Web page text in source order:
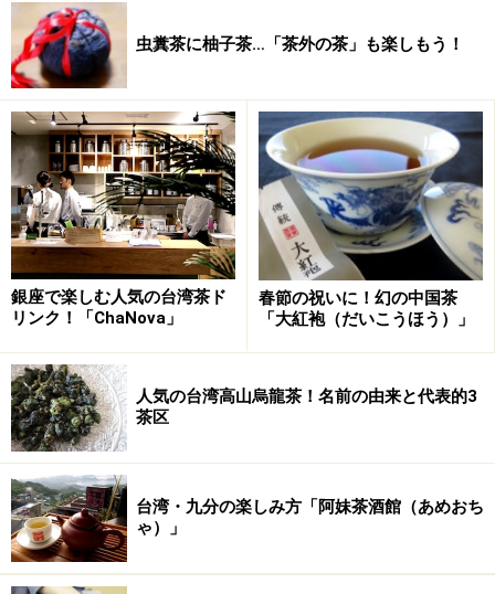
虫糞茶に柚子茶…「茶外の茶」も楽しもう！
銀座で楽しむ人気の台湾茶ド
リンク！「ChaNova」
春節の祝いに！幻の中国茶
「大紅袍（だいこうほう）」
人気の台湾高山烏龍茶！名前の由来と代表的3
茶区
台湾・九分の楽しみ方「阿妹茶酒館（あめおち
ゃ）」